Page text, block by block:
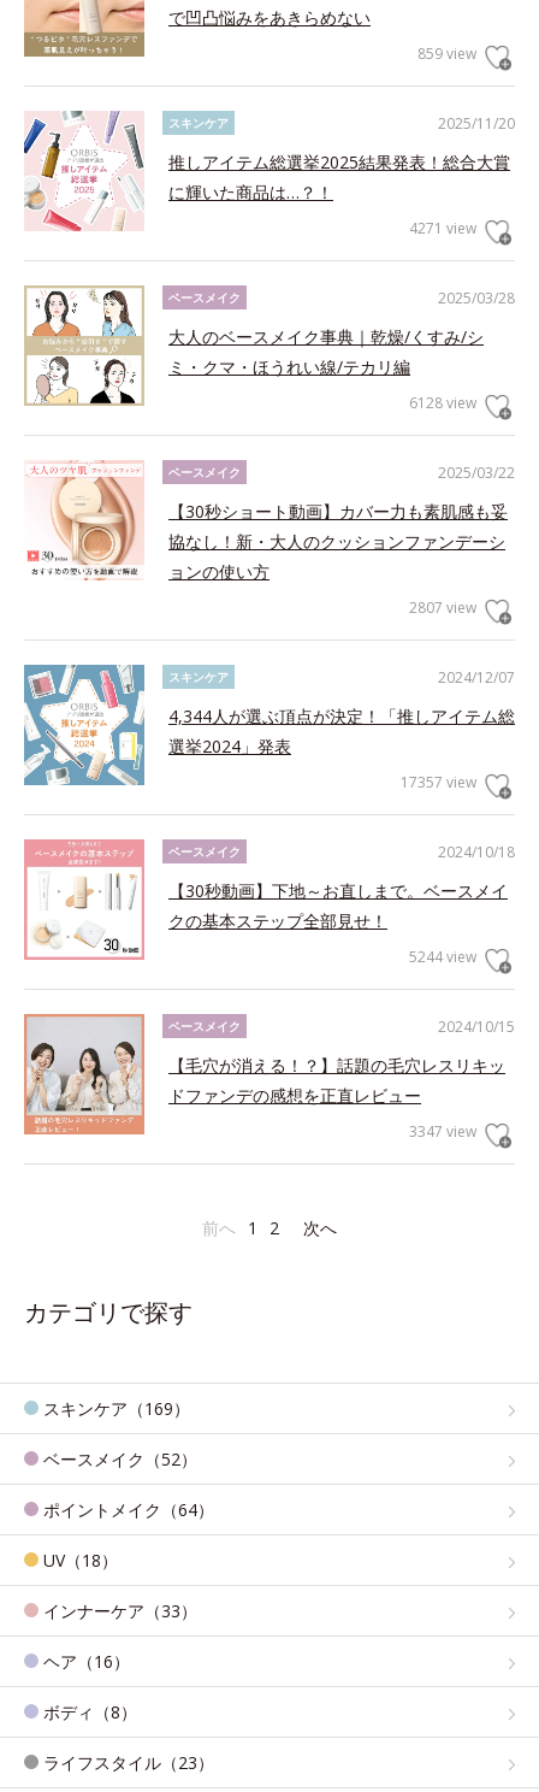
で凹凸悩みをあきらめない
859 view
2025/11/20
スキンケア
推しアイテム総選挙2025結果発表！総合大賞
に輝いた商品は…？！
4271 view
2025/03/28
ベースメイク
大人のベースメイク事典｜乾燥/くすみ/シ
ミ・クマ・ほうれい線/テカリ編
6128 view
2025/03/22
ベースメイク
【30秒ショート動画】カバー力も素肌感も妥
協なし！新・大人のクッションファンデーシ
ョンの使い方
2807 view
2024/12/07
スキンケア
4,344人が選ぶ頂点が決定！「推しアイテム総
選挙2024」発表
17357 view
2024/10/18
ベースメイク
【30秒動画】下地～お直しまで。ベースメイ
クの基本ステップ全部見せ！
5244 view
2024/10/15
ベースメイク
【毛穴が消える！？】話題の毛穴レスリキッ
ドファンデの感想を正直レビュー
3347 view
前へ 1 2 次へ
カテゴリで探す
スキンケア（169）
ベースメイク（52）
ポイントメイク（64）
UV（18）
インナーケア（33）
ヘア（16）
ボディ（8）
ライフスタイル（23）